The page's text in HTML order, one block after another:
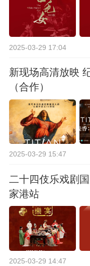
2025-03-29 17:04
新现场高清放映
（合作）
2025-03-29 15:47
二十四伎乐戏剧
家港站
2025-03-29 14:47